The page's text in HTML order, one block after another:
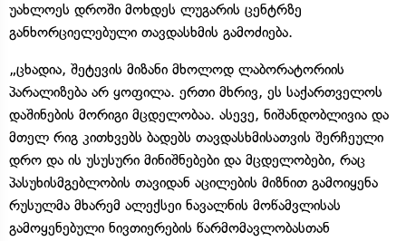
უახლოეს დროში მოხდეს ლუგარის ცენტრზე
განხორციელებული თავდასხმის გამოძიება.
„ცხადია, შეტევის მიზანი მხოლოდ ლაბორატორიის
პარალიზება არ ყოფილა. ერთი მხრივ, ეს საქართველოს
დაშინების მორიგი მცდელობაა. ასევე, ნიშანდობლივია და
მთელ რიგ კითხვებს ბადებს თავდასხმისათვის შერჩეული
დრო და ის უსუსური მინიშნებები და მცდელობები, რაც
პასუხისმგებლობის თავიდან აცილების მიზნით გამოიყენა
რუსულმა მხარემ ალექსეი ნავალნის მოწამვლისას
გამოყენებული ნივთიერების წარმომავლობასთან